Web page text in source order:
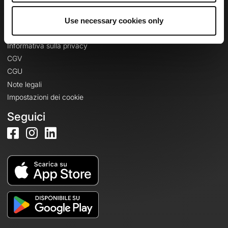
Use necessary cookies only
Informativa sulla privacy
CGV
CGU
Note legali
Impostazioni dei cookie
Seguici